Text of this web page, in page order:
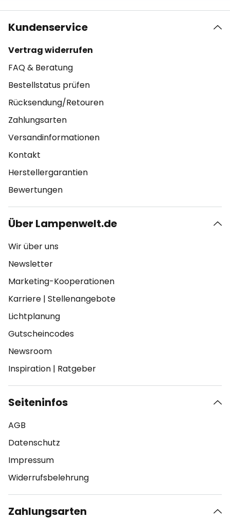
Kundenservice
Vertrag widerrufen
FAQ & Beratung
Bestellstatus prüfen
Rücksendung/Retouren
Zahlungsarten
Versandinformationen
Kontakt
Herstellergarantien
Bewertungen
Über Lampenwelt.de
Wir über uns
Newsletter
Marketing-Kooperationen
Karriere | Stellenangebote
Lichtplanung
Gutscheincodes
Newsroom
Inspiration | Ratgeber
Seiteninfos
AGB
Datenschutz
Impressum
Widerrufsbelehrung
Zahlungsarten